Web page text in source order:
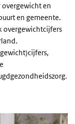
overgewicht en
en gemeente.
overgewichtcijfers